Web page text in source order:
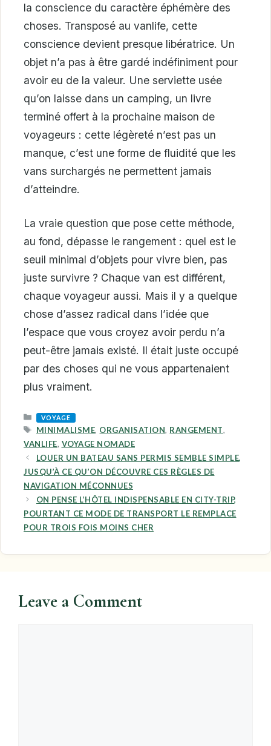
la conscience du caractère éphémère des
choses. Transposé au vanlife, cette
conscience devient presque libératrice. Un
objet n’a pas à être gardé indéfiniment pour
avoir eu de la valeur. Une serviette usée
qu’on laisse dans un camping, un livre
terminé offert à la prochaine maison de
voyageurs : cette légèreté n’est pas un
manque, c’est une forme de fluidité que les
vans surchargés ne permettent jamais
d’atteindre.
La vraie question que pose cette méthode,
au fond, dépasse le rangement : quel est le
seuil minimal d’objets pour vivre bien, pas
juste survivre ? Chaque van est différent,
chaque voyageur aussi. Mais il y a quelque
chose d’assez radical dans l’idée que
l’espace que vous croyez avoir perdu n’a
peut-être jamais existé. Il était juste occupé
par des choses qui ne vous appartenaient
plus vraiment.
CATEGORIES
VOYAGE
TAGS
MINIMALISME, ORGANISATION, RANGEMENT,
VANLIFE, VOYAGE NOMADE
LOUER UN BATEAU SANS PERMIS SEMBLE SIMPLE,
JUSQU’À CE QU’ON DÉCOUVRE CES RÈGLES DE
NAVIGATION MÉCONNUES
ON PENSE L’HÔTEL INDISPENSABLE EN CITY-TRIP,
POURTANT CE MODE DE TRANSPORT LE REMPLACE
POUR TROIS FOIS MOINS CHER
Leave a Comment